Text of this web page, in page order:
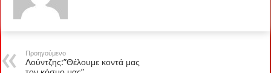
Προηγούμενο
Λούντζης:”Θέλουμε κοντά μας